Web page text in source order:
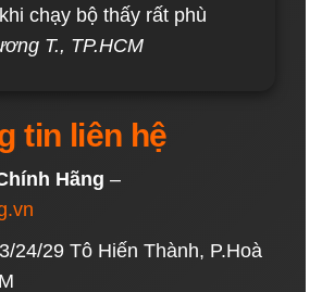
chạy bộ thấy rất phù
T., TP.HCM
tin liên hệ
Hãng –
24/29 Tô Hiến Thành, P.Hoà